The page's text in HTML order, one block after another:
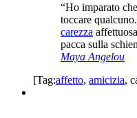
“Ho imparato
toccare
carezza
pacca sulla
Maya Angelou
[Tag:affetto, amicizia,